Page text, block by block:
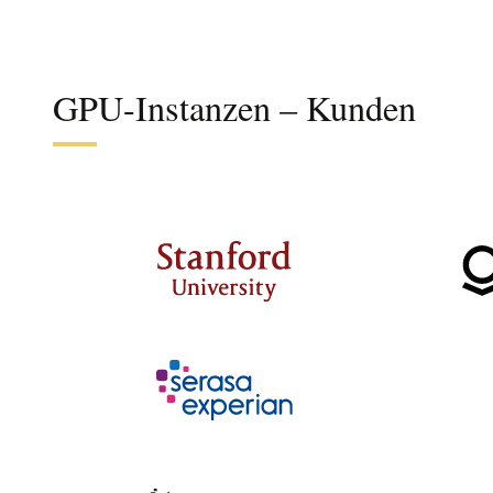
GPU-Instanzen – Kunden